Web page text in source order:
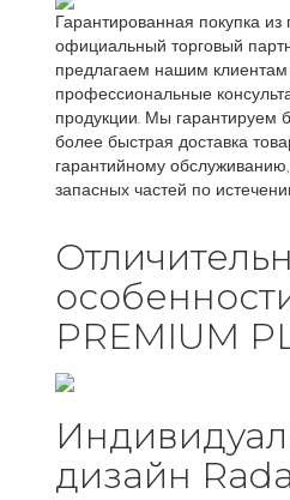
Гарантированная покупка из
официальный торговый
предлагаем нашим
профессиональные
продукции. Мы гарантируем
более быстрая доставка
гарантийному
запасных частей по
PREMIUM
дизайн